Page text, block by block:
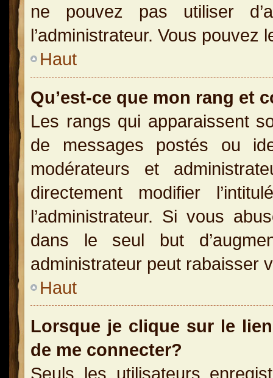
ne pouvez pas utiliser
l’administrateur. Vous
Haut
Qu’est-ce que mon rang et
Les rangs qui apparaissent
de messages postés ou
modérateurs et
directement modifier
l’administrateur. Si vous
dans le seul but
administrateur peut rabaisser
Haut
Lorsque je clique sur le
de me connecter?
Seuls les utilisateurs